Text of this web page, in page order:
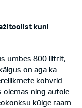
kuni
umbes 800 liitrit,
on aga ka
kohvrid
olemas ning autole
külge raam